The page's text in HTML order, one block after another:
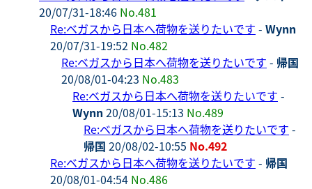
20/07/31-18:46 No.481
Re:ベガスから日本へ荷物を送りたいです - Wynn
20/07/31-19:52 No.482
Re:ベガスから日本へ荷物を送りたいです - 帰国
20/08/01-04:23 No.483
Re:ベガスから日本へ荷物を送りたいです -
Wynn 20/08/01-15:13 No.489
Re:ベガスから日本へ荷物を送りたいです -
帰国 20/08/02-10:55 No.492
Re:ベガスから日本へ荷物を送りたいです - 帰国
20/08/01-04:54 No.486